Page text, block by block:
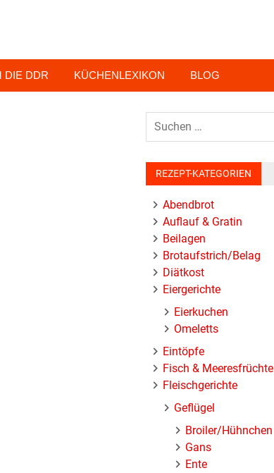
DIE DDR KÜCHENLEXIKON BLOG
REZEPT-KATEGORIEN
Abendbrot
Auflauf & Gratin
Beilagen
Brotaufstrich/Belag
Diätkost
Eiergerichte
Eierkuchen
Omeletts
Eintöpfe
Fisch & Meeresfrüchte
Fleischgerichte
Geflügel
Broiler/Hühnchen
Gans
Ente